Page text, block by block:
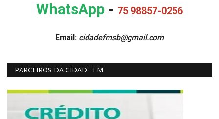
WhatsApp - 75 98857-0256
Email: cidadefmsb@gmail.com
PARCEIROS DA CIDADE FM